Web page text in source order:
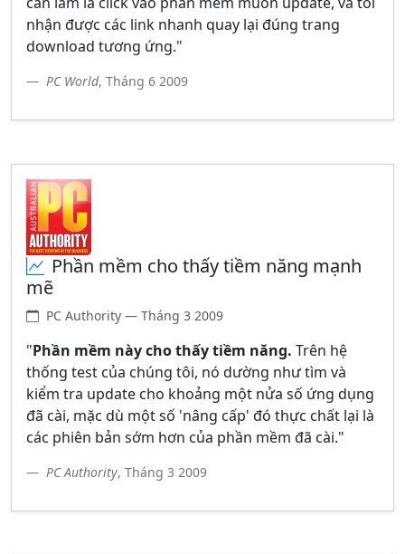
nhận được các link nhanh quay lại đúng trang
download tương ứng."
PC World, Tháng 6 2009
Phần mềm cho thấy tiềm năng mạnh
mẽ
PC Authority — Tháng 3 2009
"Phần mềm này cho thấy tiềm năng. Trên hệ
thống test của chúng tôi, nó dường như tìm và
kiểm tra update cho khoảng một nửa số ứng dụng
đã cài, mặc dù một số 'nâng cấp' đó thực chất lại là
các phiên bản sớm hơn của phần mềm đã cài."
PC Authority, Tháng 3 2009